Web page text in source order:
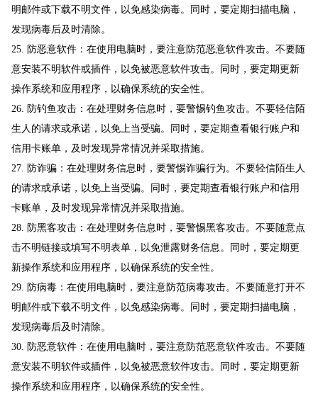
明邮件或下载不明文件，以免感染病毒。同时，要定期扫描电脑，
发现病毒后及时清除。
25. 防恶意软件：在使用电脑时，要注意防范恶意软件攻击。不要随
意安装不明软件或插件，以免被恶意软件攻击。同时，要定期更新
操作系统和应用程序，以确保系统的安全性。
26. 防钓鱼攻击：在处理财务信息时，要警惕钓鱼攻击。不要轻信陌
生人的请求或承诺，以免上当受骗。同时，要定期查看银行账户和
信用卡账单，及时发现异常情况并采取措施。
27. 防诈骗：在处理财务信息时，要警惕诈骗行为。不要轻信陌生人
的请求或承诺，以免上当受骗。同时，要定期查看银行账户和信用
卡账单，及时发现异常情况并采取措施。
28. 防黑客攻击：在处理财务信息时，要警惕黑客攻击。不要随意点
击不明链接或填写不明表单，以免泄露财务信息。同时，要定期更
新操作系统和应用程序，以确保系统的安全性。
29. 防病毒：在使用电脑时，要注意防范病毒攻击。不要随意打开不
明邮件或下载不明文件，以免感染病毒。同时，要定期扫描电脑，
发现病毒后及时清除。
30. 防恶意软件：在使用电脑时，要注意防范恶意软件攻击。不要随
意安装不明软件或插件，以免被恶意软件攻击。同时，要定期更新
操作系统和应用程序，以确保系统的安全性。